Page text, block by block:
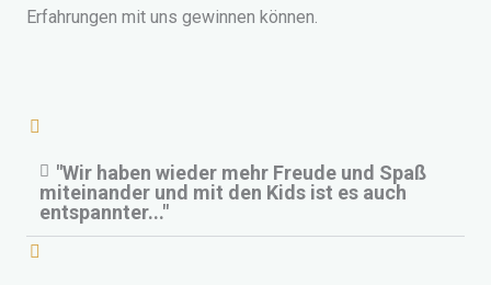
Erfahrungen mit uns gewinnen können.
"Wir haben wieder mehr Freude und Spaß
miteinander und mit den Kids ist es auch
entspannter..."